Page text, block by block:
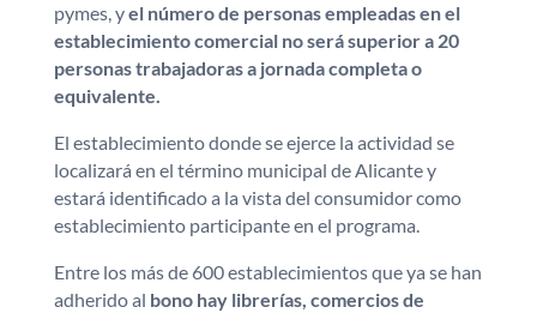
pymes, yel número de personas empleadas en el
establecimiento comercial no será superior a 20
personas trabajadoras a jornada completa o
equivalente.
El establecimiento donde se ejerce la actividad se
localizará en el término municipal de Alicante y
estará identificado a la vista del consumidor como
establecimiento participante en el programa.
Entre los más de 600 establecimientos que ya se han
adherido al bono hay librerías, comercios de